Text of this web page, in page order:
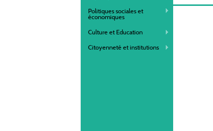
Politiques sociales et
économiques
Culture et Education
Citoyenneté et institutions